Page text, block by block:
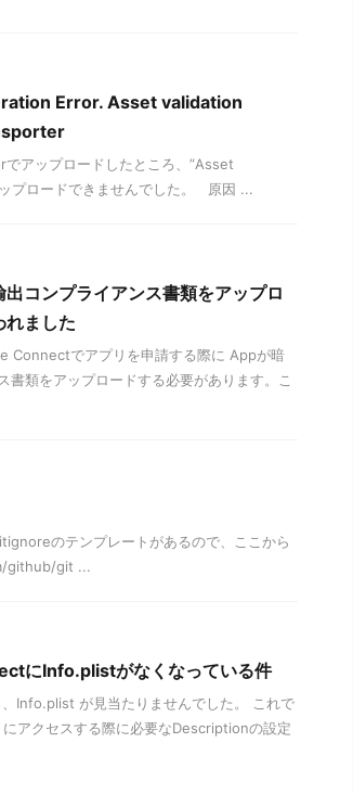
Error. Asset validation
アップロードしたところ、”Asset
プロードできませんでした。 原因 ...
コンプライアンス書類をアップロ
れました
Connectでアプリを申請する際に Appが暗
類をアップロードする必要があります。こ
のテンプレートがあるので、ここから
github/git ...
にInfo.plistがなくなっている件
Info.plist が見当たりませんでした。 これで
アクセスする際に必要なDescriptionの設定